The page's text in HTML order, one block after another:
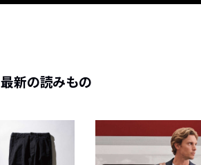
最新の読みもの